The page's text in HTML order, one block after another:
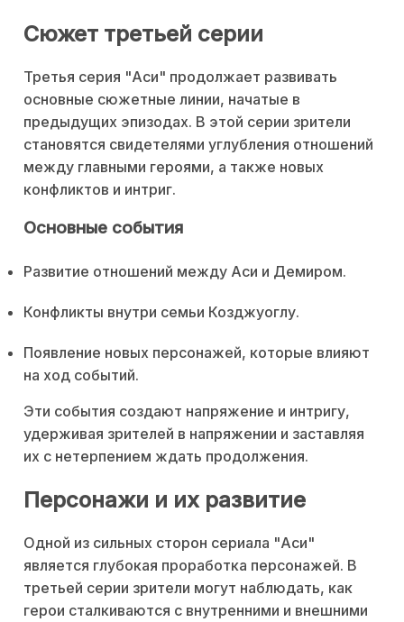
Сюжет третьей серии
Третья серия "Аси" продолжает развивать
основные сюжетные линии, начатые в
предыдущих эпизодах. В этой серии зрители
становятся свидетелями углубления отношений
между главными героями, а также новых
конфликтов и интриг.
Основные события
Развитие отношений между Аси и Демиром.
Конфликты внутри семьи Козджуоглу.
Появление новых персонажей, которые влияют
на ход событий.
Эти события создают напряжение и интригу,
удерживая зрителей в напряжении и заставляя
их с нетерпением ждать продолжения.
Персонажи и их развитие
Одной из сильных сторон сериала "Аси"
является глубокая проработка персонажей. В
третьей серии зрители могут наблюдать, как
герои сталкиваются с внутренними и внешними